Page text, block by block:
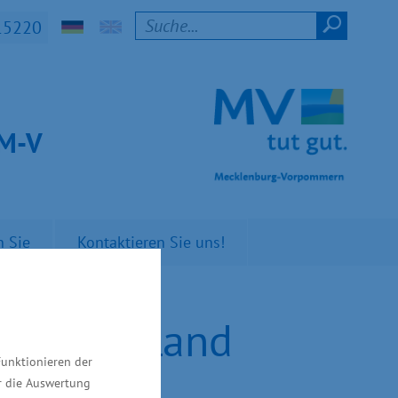
der
die Auswertung
V
Sie Kontaktieren Sie uns!
im Land